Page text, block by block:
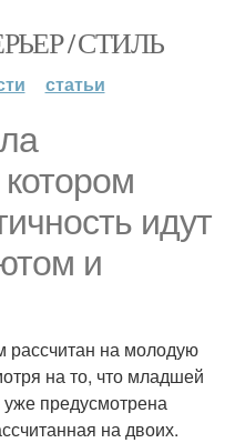
/ СТИЛЬ
статьи
идут
и
рассчитан на молодую
на то, что младшей
предусмотрена
на двоих.